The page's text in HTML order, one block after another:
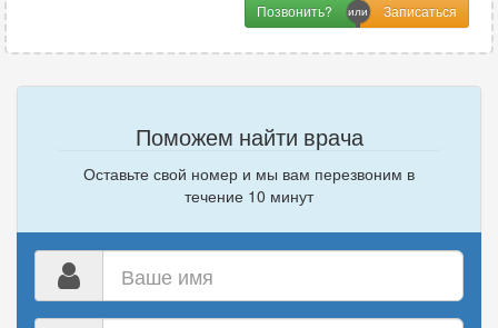
4
Позвонить?
Поможем найти врача
Оставьте свой номер и мы вам перезвоним в
течение 10 минут